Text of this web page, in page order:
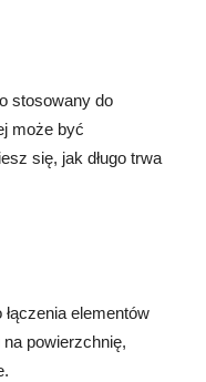
stosowany do
może być
się, jak długo trwa
elementów
na powierzchnię,